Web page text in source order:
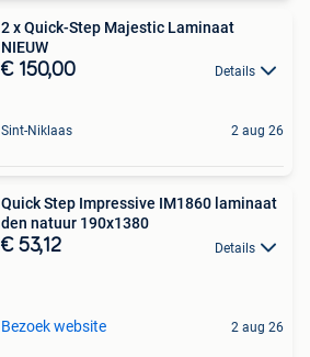
2 x Quick-Step Majestic Laminaat
NIEUW
€ 150,00 Details
Sint-Niklaas 2 aug 26
Quick Step Impressive IM1860 laminaat
den natuur 190x1380
€ 53,12 Details
Bezoek website 2 aug 26